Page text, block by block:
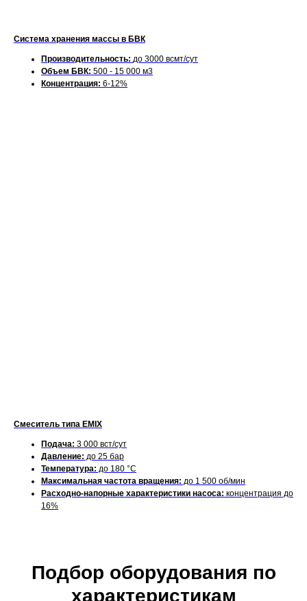
Система хранения массы в БВК
Производительность: до 3000 всмт/сут
Объем БВК: 500 - 15 000 м3
Концентрация: 6-12%
Смеситель типа EMIX
Подача: 3 000 вст/сут
Давление: до 25 бар
Температура: до 180 °C
Максимальная частота вращения: до 1 500 об/мин
Расходно-напорные характеристики насоса: концентрация до
16%
Подбор оборудования по
характеристикам